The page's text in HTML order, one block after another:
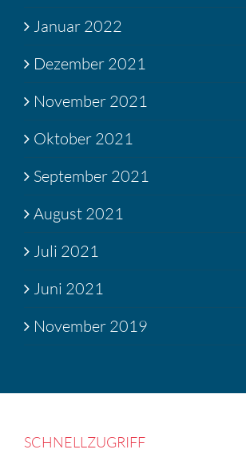
Januar 2022
Dezember 2021
November 2021
Oktober 2021
September 2021
August 2021
Juli 2021
Juni 2021
November 2019
SCHNELL­ZU­GRIFF